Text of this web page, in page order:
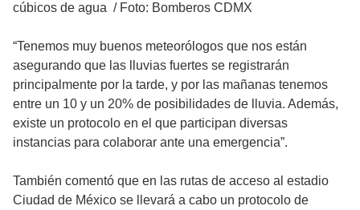
cúbicos de agua / Foto: Bomberos CDMX
“Tenemos muy buenos meteorólogos que nos están
asegurando que las lluvias fuertes se registrarán
principalmente por la tarde, y por las mañanas tenemos
entre un 10 y un 20% de posibilidades de lluvia. Además,
existe un protocolo en el que participan diversas
instancias para colaborar ante una emergencia”.
También comentó que en las rutas de acceso al estadio
Ciudad de México se llevará a cabo un protocolo de